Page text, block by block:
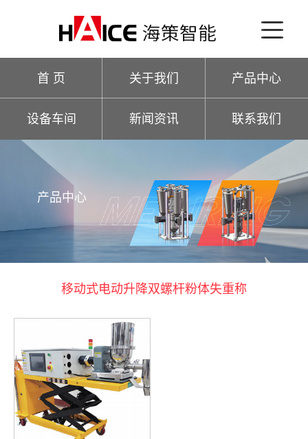
首 页 关于我们 产品中心
设备车间 新闻资讯 联系我们
产品中心
移动式电动升降双螺杆粉体失重称